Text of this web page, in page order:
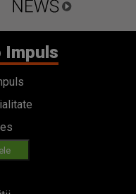
Impuls